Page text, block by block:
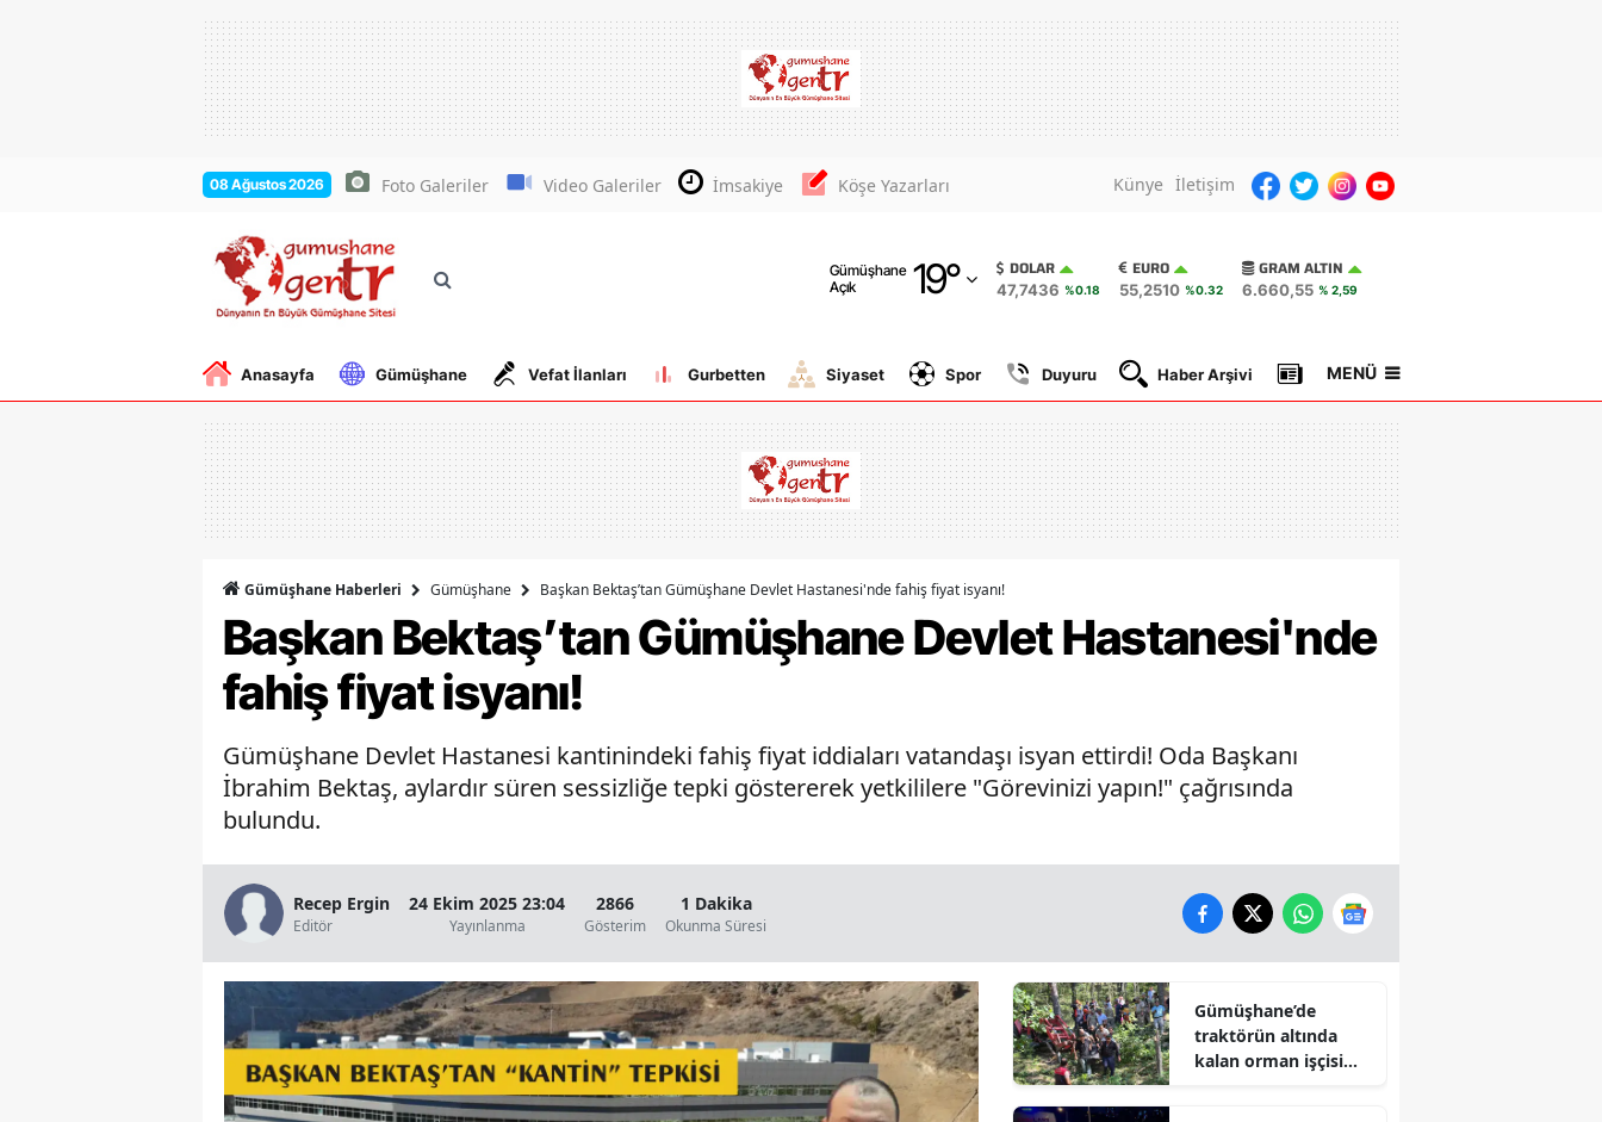
08 Ağustos 2026 Foto Galeriler Video Galeriler İmsakiye Köşe Yazarları Künye İletişim
Gümüşhane
Açık
19°
Adana
Adıyaman
Amasya
Antalya
Aydın
Balıkesir
Bitlis
Burdur
Bursa
Denizli
Diyarbakır
Edirne
DOLAR
47,7436 %0.18
EURO
55,2510 %0.32
GRAM ALTIN
6.660,55 % 2,59
Anasayfa Gümüşhane Vefat İlanları Gurbetten Siyaset Spor Duyuru Haber Arşivi Gazete Manşetleri
MENÜ
Gümüşhane Haberleri Gümüşhane Başkan Bektaş’tan Gümüşhane Devlet Hastanesi'nde fahiş fiyat isyanı!
Başkan Bektaş’tan Gümüşhane Devlet Hastanesi'nde
fahiş fiyat isyanı!
Gümüşhane Devlet Hastanesi kantinindeki fahiş fiyat iddiaları vatandaşı isyan ettirdi! Oda Başkanı
İbrahim Bektaş, aylardır süren sessizliğe tepki göstererek yetkililere "Görevinizi yapın!" çağrısında
bulundu.
Recep Ergin
Editör
24 Ekim 2025 23:04
Yayınlanma
2866
Gösterim
1 Dakika
Okunma Süresi
Gümüşhane’de
traktörün altında
kalan orman işçisi